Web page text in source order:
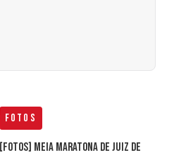
Fotos
[FOTOS] Meia Maratona de Juiz de